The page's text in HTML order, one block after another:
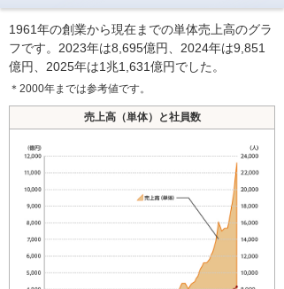
1961年の創業から現在までの単体売上高のグラ
フです。2023年は8,695億円、2024年は9,851
億円、2025年は1兆1,631億円でした。
＊2000年までは参考値です。
売上高（単体）と社員数